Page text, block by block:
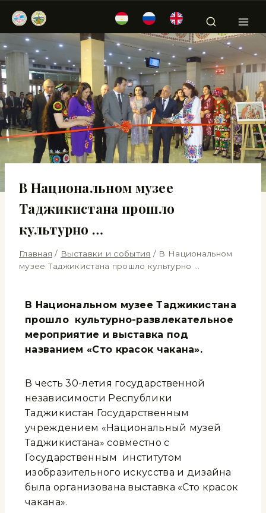
В Национальном музее
Таджикистана прошло
культурно …
Главная / Выставки и события / В Национальном
музее Таджикистана прошло культурно …
В Национальном музее Таджикистана
прошло культурно-развлекательное
мероприятие и выставка под
названием «Сто красок чакана».
В честь 30-летия государственной
независимости Республики
Таджикистан Государственным
учреждением «Национальный музей
Таджикистана» совместно с
Государственным институтом
изобразительного искусства и дизайна
была организована выставка «Сто красок
чакана».